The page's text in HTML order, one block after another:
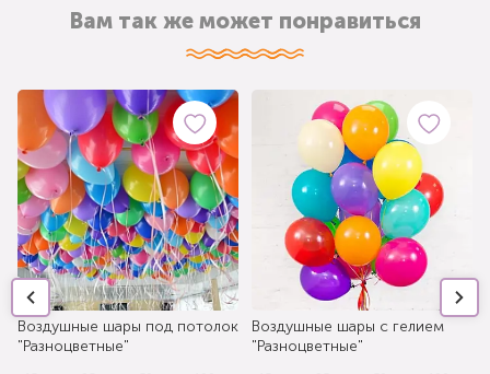
Вам так же может понравиться
Воздушные шары под потолок
"Разноцветные"
Воздушные шары с гелием
"Разноцветные"